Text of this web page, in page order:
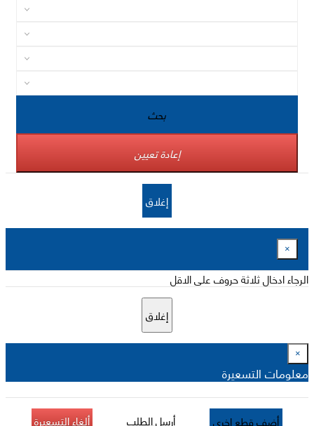
بحث
إعادة تعيين
إغلاق
×
الرجاء ادخال ثلاثة حروف على الاقل
إغلاق
×
معلومات التسعيرة
أضف قطع اخرى أرسل الطلب ألغاء التسعيرة